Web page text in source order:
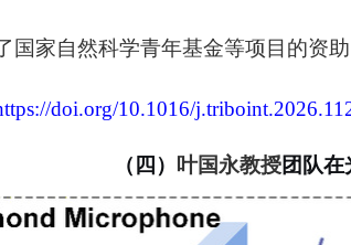
国家自然科学青年基金等项目的资助
doi.org/10.1016/
（四） 叶国永教授团队